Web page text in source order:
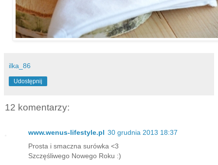
ilka_86
Udostępnij
12 komentarzy:
www.wenus-lifestyle.pl 30 grudnia 2013 18:37
Prosta i smaczna surówka <3
Szczęśliwego Nowego Roku :)